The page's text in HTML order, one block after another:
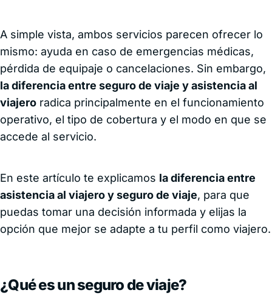
A simple vista, ambos servicios parecen ofrecer lo
mismo: ayuda en caso de emergencias médicas,
pérdida de equipaje o cancelaciones. Sin embargo,
la diferencia entre seguro de viaje y asistencia al
viajero radica principalmente en el funcionamiento
operativo, el tipo de cobertura y el modo en que se
accede al servicio.
En este artículo te explicamos la diferencia entre
asistencia al viajero y seguro de viaje, para que
puedas tomar una decisión informada y elijas la
opción que mejor se adapte a tu perfil como viajero.
¿Qué es un seguro de viaje?